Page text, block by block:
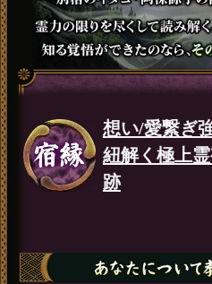
想い/愛繋ぎ
紐解く極上
跡